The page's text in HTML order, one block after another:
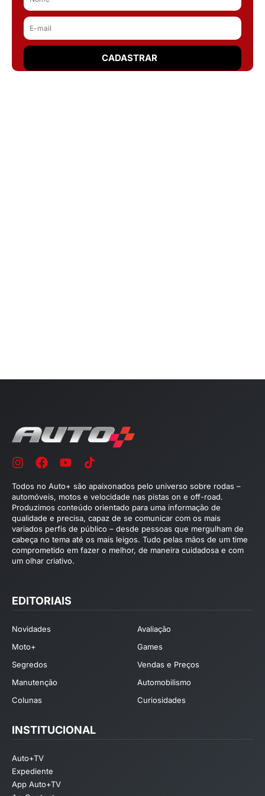
Todos no Auto+ são apaixonados pelo universo sobre rodas –
automóveis, motos e velocidade nas pistas on e off-road.
Produzimos conteúdo orientado para uma informação de
qualidade e precisa, capaz de se comunicar com os mais
variados perfis de público – desde pessoas que mergulham de
cabeça no tema até os mais leigos. Tudo pelas mãos de um time
comprometido em fazer o melhor, de maneira cuidadosa e com
um olhar criativo.
EDITORIAIS
Novidades
Avaliação
Moto+
Games
Segredos
Vendas e Preços
Manutenção
Automobilismo
Colunas
Curiosidades
INSTITUCIONAL
Auto+TV
Expediente
App Auto+TV